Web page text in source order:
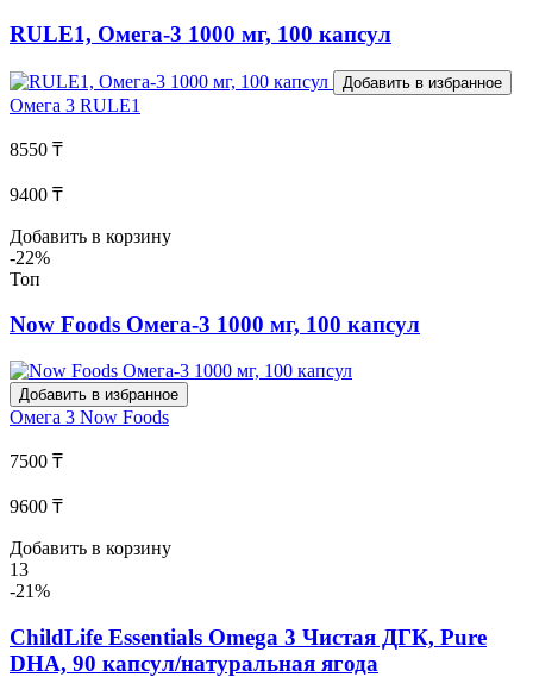
RULE1, Омега-3 1000 мг, 100 капсул
Добавить в избранное
Омега 3 RULE1
8550 ₸
9400 ₸
Добавить в корзину
-22%
Топ
Now Foods Омега-3 1000 мг, 100 капсул
Добавить в избранное
Омега 3 Now Foods
7500 ₸
9600 ₸
Добавить в корзину
13
-21%
ChildLife Essentials Omega 3 Чистая ДГК, Pure
DHA, 90 капсул/натуральная ягода